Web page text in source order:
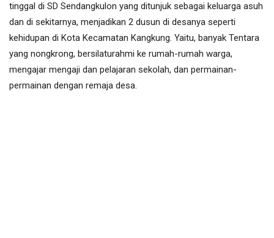
tinggal di SD Sendangkulon yang ditunjuk sebagai keluarga asuh
dan di sekitarnya, menjadikan 2 dusun di desanya seperti
kehidupan di Kota Kecamatan Kangkung. Yaitu, banyak Tentara
yang nongkrong, bersilaturahmi ke rumah-rumah warga,
mengajar mengaji dan pelajaran sekolah, dan permainan-
permainan dengan remaja desa.